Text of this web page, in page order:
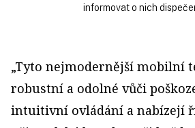
informovat o nich
„Tyto nejmodernější mobilní
robustní a odolné vůči
intuitivní ovládání a nabízejí